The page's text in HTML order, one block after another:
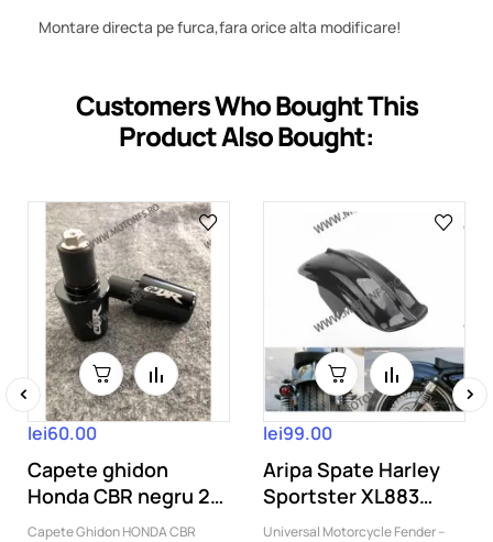
Montare directa pe furca,fara orice alta modificare!
Customers Who Bought This
Product Also Bought:
lei60.00
Capete ghidon
Honda CBR negru 2
Bucati 5OGR
Capete Ghidon HONDA CBR
lei99.00
Aripa Spate Harley
Sportster XL883
XL1200 Cafe...
Universal Motorcycle Fender –